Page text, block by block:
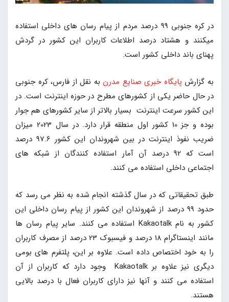
در کره جنوبی 99 درصد مردم از پیام رسان های داخلی استفاده
میکنند و هشتاد درصد اطلاعات کاربران این کشور در گردش
پهنای باند داخلی کشور است.
به گزارش پایگاه خبری صنایع مدرن به نقل از فارس، کره جنوبی
در حال حاضر یکی از کشورهای مطرح در حوزه اینترنت است. در
این کشور سرعت اینترنت بسیار بالاتر از سایر کشورهای هم جوار
بوده و جز 10 کشور اول منطقه قرار دارد. در سال 2023 میزان
ضریب نفوذ اینترنت در بین شهروندان این کشور 97.6 درصد
است که 92 درصد آن آمار استفاده کنندگان از شبکه های
اجتماعی داخلی استفاده می کنند.
طبق تحقیقاتی که در سال گذشته انجام شده به نظر می رسد که
حدود 99 درصد از شهروندان این کشور از پیام رسان داخلی این
کشور به نام Kakaotalk استفاده می کنند. سایر پیام رسان ها
مانند اینستاگرام 18 درصد و فیسبوک 23 درصد از مصرف کاربران
را به خود اختصاص داده است. علاوه بر این، پلتفرم های بومی
دیگری نیز علاوه بر Kakaotalk وجود دارد که کاربران از آن
استفاده می کنند و آنها نیز دارای کاربران فعال با درصد بالایی
هستند.